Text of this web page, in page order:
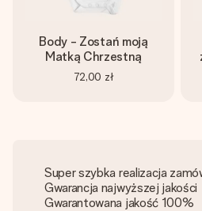
Body - Zostań moją
Matką Chrzestną
72,00 zł
Super szybka realizacja
Gwarancja najwyższej jakości
Gwarantowana jakość 100%